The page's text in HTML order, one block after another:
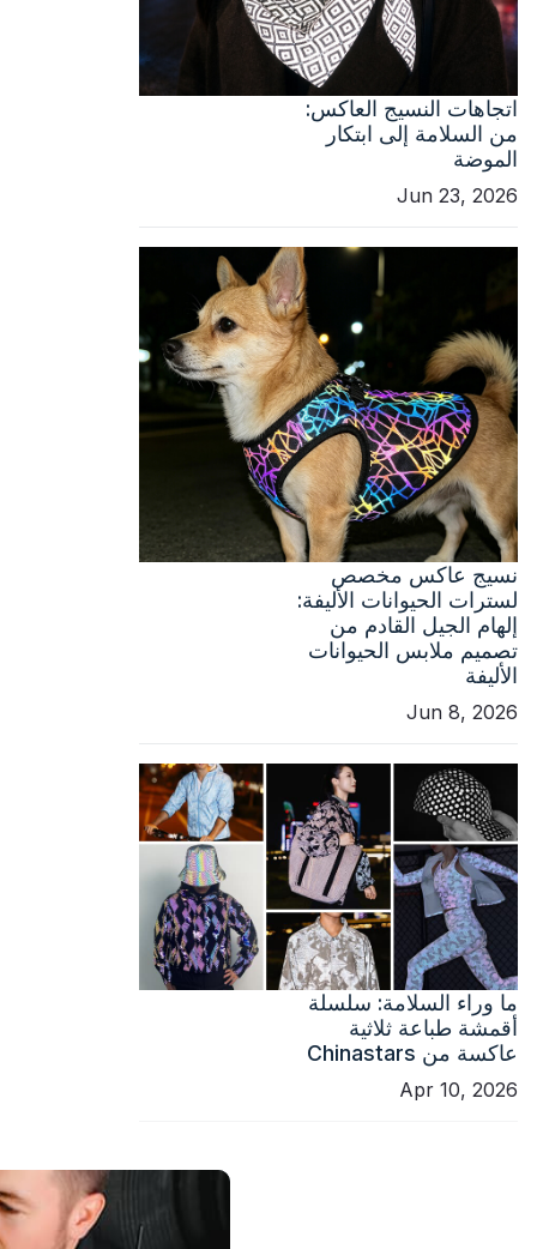
اتجاهات النسيج العاكس:
من السلامة إلى ابتكار
الموضة
Jun 23, 2026
نسيج عاكس مخصص
لسترات الحيوانات الأليفة:
إلهام الجيل القادم من
تصميم ملابس الحيوانات
الأليفة
Jun 8, 2026
ما وراء السلامة: سلسلة
أقمشة طباعة ثلاثية
عاكسة من Chinastars
Apr 10, 2026